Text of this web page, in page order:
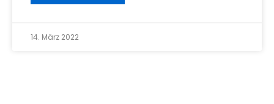
14. März 2022